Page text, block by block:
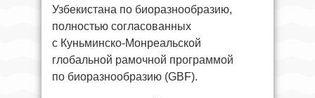
Узбекистана по биоразнообразию,
полностью согласованных
с Куньминско-Монреальской
глобальной рамочной программой
по биоразнообразию (GBF).